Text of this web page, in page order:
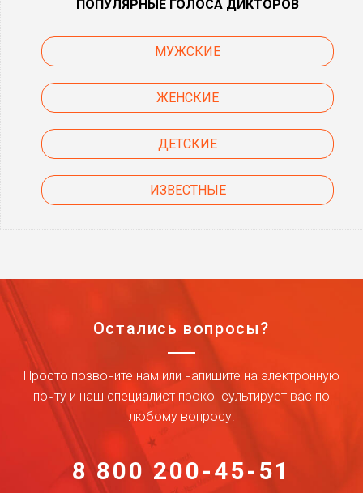
ПОПУЛЯРНЫЕ ГОЛОСА ДИКТОРОВ
МУЖСКИЕ
ЖЕНСКИЕ
ДЕТСКИЕ
ИЗВЕСТНЫЕ
Остались вопросы?
Просто позвоните нам или напишите на электронную
почту и наш специалист проконсультирует вас по
любому вопросу!
8 800 200-45-51